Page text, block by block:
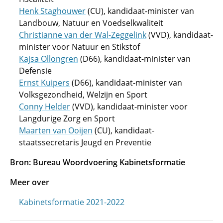
Henk Staghouwer(CU), kandidaat-minister van
Landbouw, Natuur en Voedselkwaliteit
Christianne van der Wal-Zeggelink(VVD), kandidaat-
minister voor Natuur en Stikstof
Kajsa Ollongren (D66), kandidaat-minister van
Defensie
Ernst Kuipers (D66), kandidaat-minister van
Volksgezondheid, Welzijn en Sport
Conny Helder(VVD), kandidaat-minister voor
Langdurige Zorg en Sport
Maarten van Ooijen (CU), kandidaat-
staatssecretaris Jeugd en Preventie
Bron: Bureau Woordvoering Kabinetsformatie
Meer over
Kabinetsformatie 2021-2022